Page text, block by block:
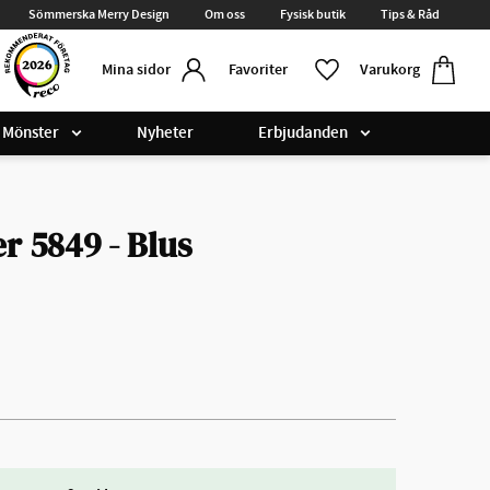
Sömmerska Merry Design Om oss Fysisk butik Tips & Råd
Mina sidor Favoriter Varukorg
Favoriter
Mönster Nyheter Erbjudanden
5849 - Blus